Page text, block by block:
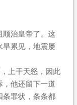
顺治皇帝了。这
旱累见，地震屡
上干天怒，因此
，他还留下一道
条罪状，条条都